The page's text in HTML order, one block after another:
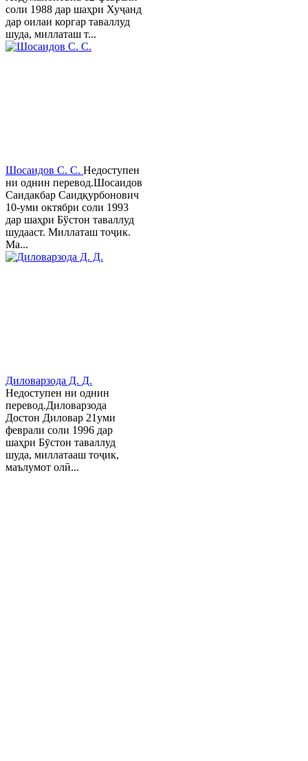
соли 1988 дар шаҳри Хуҷанд
дар оилаи коргар таваллуд
шуда, миллаташ т...
Шосаидов С. С. Недоступен
ни однин перевод.Шосаидов
Саидакбар Саидқурбонович
10-уми октябри соли 1993
дар шаҳри Бўстон таваллуд
шудааст. Миллаташ тоҷик.
Ма...
Диловарзода Д. Д.
Недоступен ни однин
перевод.Диловарзода
Достон Диловар 21уми
феврали соли 1996 дар
шаҳри Бӯстон таваллуд
шуда, миллатааш тоҷик,
маълумот олӣ...